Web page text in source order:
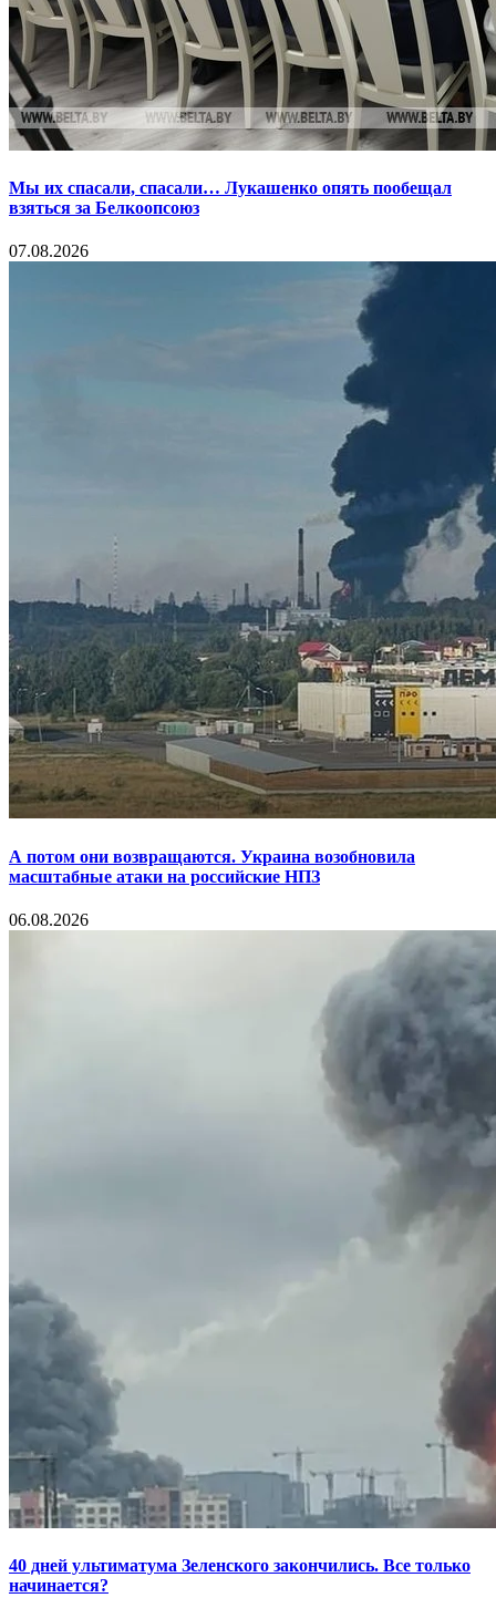
Мы их спасали, спасали… Лукашенко опять пообещал
взяться за Белкоопсоюз
07.08.2026
А потом они возвращаются. Украина возобновила
масштабные атаки на российские НПЗ
06.08.2026
40 дней ультиматума Зеленского закончились. Все только
начинается?